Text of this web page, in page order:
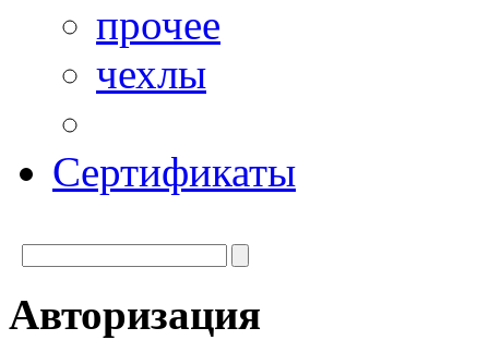
прочее
чехлы
Сертификаты
Авторизация